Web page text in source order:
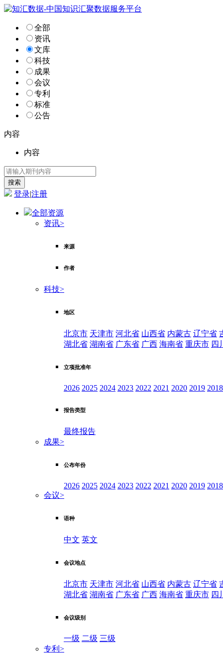
全部
资讯
文库
科技
成果
会议
专利
标准
公告
内容
内容
登录|注册
全部资源
资讯>
来源
作者
科技>
地区
北京市 天津市 河北省 山西省 内蒙古 辽宁省
湖北省 湖南省 广东省 广西 海南省 重庆市 四
立项批准年
2026 2025 2024 2023 2022 2021 2020 2019 2018
报告类型
最终报告
成果>
公布年份
2026 2025 2024 2023 2022 2021 2020 2019 2018
会议>
语种
中文 英文
会议地点
北京市 天津市 河北省 山西省 内蒙古 辽宁省
湖北省 湖南省 广东省 广西 海南省 重庆市 四
会议级别
一级 二级 三级
专利 >